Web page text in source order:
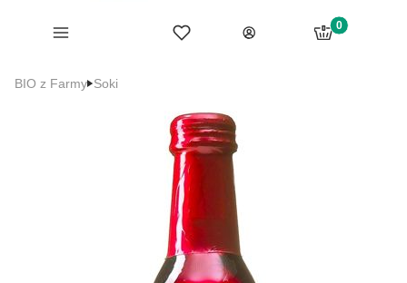
Menu Ulubione
Zaloguj się
Produkty w
Koszyk
BIO z Farmy Soki